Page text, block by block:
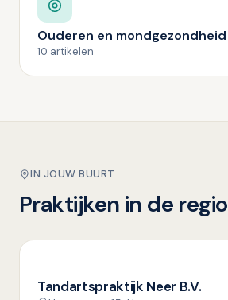
Ouderen en mondgezondheid
10 artikelen
IN JOUW BUURT
Praktijken in de regio
Tandartspraktijk Neer B.V.